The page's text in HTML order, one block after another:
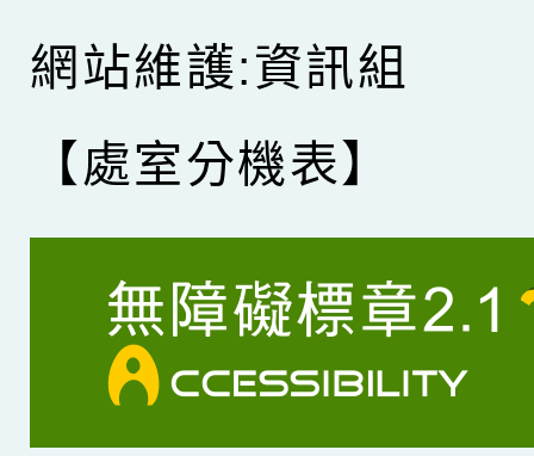
網站維護:資訊組
【處室分機表】